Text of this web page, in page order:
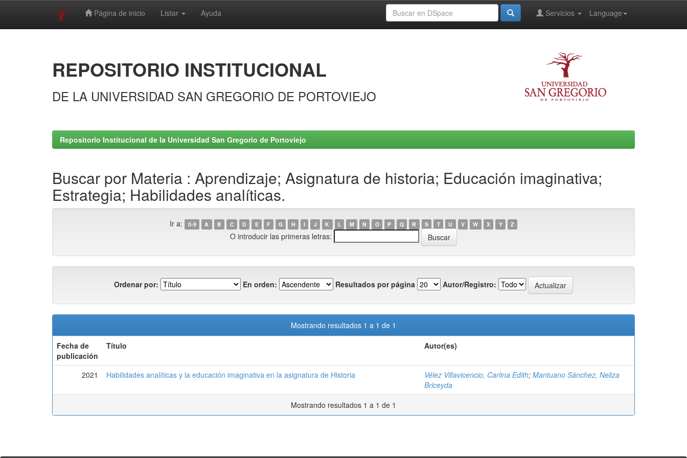
Página de inicio Listar Ayuda Language
Servicios
REPOSITORIO INSTITUCIONAL
DE LA UNIVERSIDAD SAN GREGORIO DE PORTOVIEJO
Repositorio Institucional de la Universidad San Gregorio de Portoviejo
Buscar por Materia : Aprendizaje; Asignatura de historia; Educación imaginativa;
Estrategia; Habilidades analíticas.
Ir a: 0-9 A B C D E F G H I J K L M N O P Q R S T U V W X Y Z
O introducir las primeras letras:
Ordenar por: En orden: Resultados por página Autor/Registro:
Mostrando resultados 1 a 1 de 1
Fecha de
publicación
Título Autor(es)
2021 Habilidades analíticas y la educación imaginativa en la asignatura de Historia Vélez Villavicencio, Carlina Edith; Mantuano Sánchez, Neliza
Briceyda
Mostrando resultados 1 a 1 de 1